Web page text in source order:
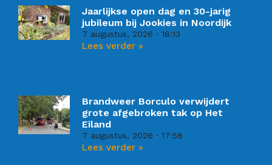
Jaarlijkse open dag en 30-jarig
jubileum bij Jookies in Noordijk
7 augustus, 2026 18:13
Lees verder »
Brandweer Borculo verwijdert
grote afgebroken tak op Het
Eiland
7 augustus, 2026 17:58
Lees verder »